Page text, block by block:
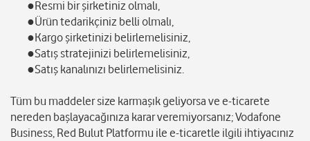
●Resmi bir şirketiniz olmalı,
●Ürün tedarikçiniz belli olmalı,
●Kargo şirketinizi belirlemelisiniz,
●Satış stratejinizi belirlemelisiniz,
●Satış kanalınızı belirlemelisiniz.
Tüm bu maddeler size karmaşık geliyorsa ve e-ticarete
nereden başlayacağınıza karar veremiyorsanız; Vodafone
Business, Red Bulut Platformu ile e-ticaretle ilgili ihtiyacınız